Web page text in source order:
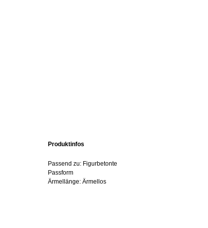
Produktinfos
Passend zu: Figurbetonte
Passform
Ärmellänge: Ärmellos